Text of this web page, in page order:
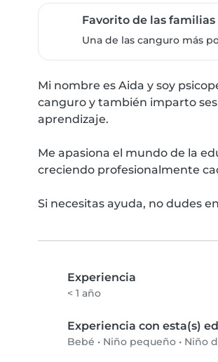
Favorito de las familias
Una de las canguro más
Mi nombre es Aida y soy
canguro y también imparto
aprendizaje.
Me apasiona el mundo de la
creciendo profesionalmente
Si necesitas ayuda, no dudes
Experiencia
< 1 año
Experiencia con esta(s)
Bebé • Niño pequeño • Niño